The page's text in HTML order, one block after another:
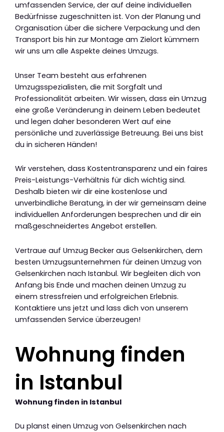
umfassenden Service, der auf deine individuellen
Bedürfnisse zugeschnitten ist. Von der Planung und
Organisation über die sichere Verpackung und den
Transport bis hin zur Montage am Zielort kümmern
wir uns um alle Aspekte deines Umzugs.
Unser Team besteht aus erfahrenen
Umzugsspezialisten, die mit Sorgfalt und
Professionalität arbeiten. Wir wissen, dass ein Umzug
eine große Veränderung in deinem Leben bedeutet
und legen daher besonderen Wert auf eine
persönliche und zuverlässige Betreuung. Bei uns bist
du in sicheren Händen!
Wir verstehen, dass Kostentransparenz und ein faires
Preis-Leistungs-Verhältnis für dich wichtig sind.
Deshalb bieten wir dir eine kostenlose und
unverbindliche Beratung, in der wir gemeinsam deine
individuellen Anforderungen besprechen und dir ein
maßgeschneidertes Angebot erstellen.
Vertraue auf Umzug Becker aus Gelsenkirchen, dem
besten Umzugsunternehmen für deinen Umzug von
Gelsenkirchen nach Istanbul. Wir begleiten dich von
Anfang bis Ende und machen deinen Umzug zu
einem stressfreien und erfolgreichen Erlebnis.
Kontaktiere uns jetzt und lass dich von unserem
umfassenden Service überzeugen!
Wohnung finden
in Istanbul
Wohnung finden in Istanbul
Du planst einen Umzug von Gelsenkirchen nach